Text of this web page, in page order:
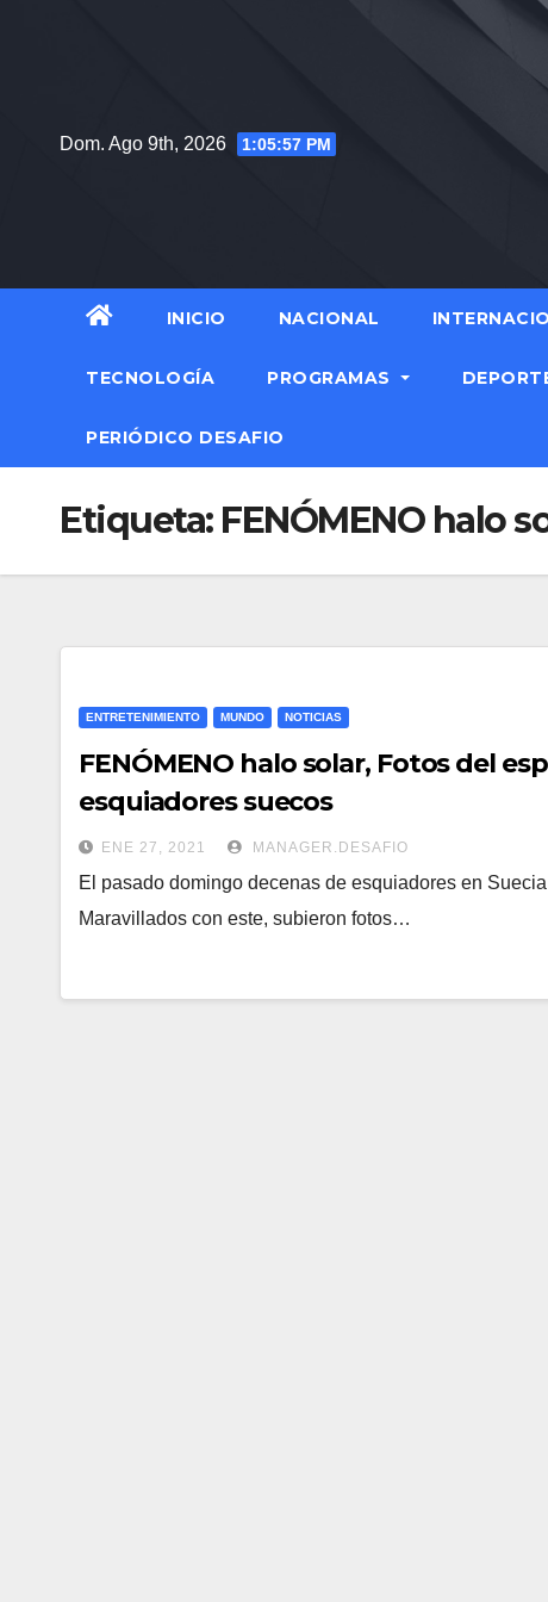
Dom. Ago 9th, 2026 1:05:58 PM
INICIO NACIONAL
TECNOLOGÍA PROGRAMAS
PERIÓDICO DESAFIO
Etiqueta: FENÓMENO halo
ENTRETENIMIENTO MUNDO NOTICIAS
FENÓMENO halo solar, Fotos del
esquiadores suecos
ENE 27, 2021 MANAGER.DESAFIO
El pasado domingo decenas de esquiadores en
Maravillados con este, subieron fotos…